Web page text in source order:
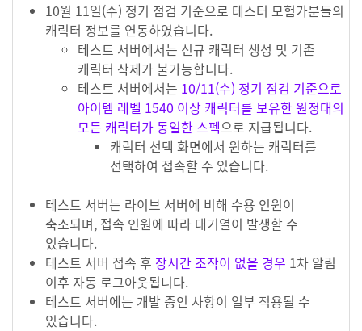
10월 11일(수) 정기 점검 기준으로 테스터 모험가분들의
캐릭터 정보를 연동하였습니다.
테스트 서버에서는 신규 캐릭터 생성 및 기존
캐릭터 삭제가 불가능합니다.
테스트 서버에서는 10/11(수) 정기 점검 기준으로
아이템 레벨 1540 이상 캐릭터를 보유한 원정대의
모든 캐릭터가 동일한 스펙으로 지급됩니다.
캐릭터 선택 화면에서 원하는 캐릭터를
선택하여 접속할 수 있습니다.
테스트 서버는 라이브 서버에 비해 수용 인원이
축소되며, 접속 인원에 따라 대기열이 발생할 수
있습니다.
테스트 서버 접속 후 장시간 조작이 없을 경우 1차 알림
이후 자동 로그아웃됩니다.
테스트 서버에는 개발 중인 사항이 일부 적용될 수
있습니다.